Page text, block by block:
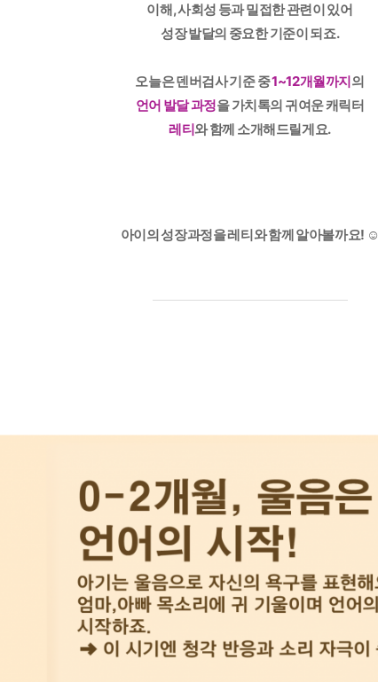
이해, 사회성 등과 밀접한 관련이 있어
성장 발달의 중요한 기준이 되죠.
오늘은 덴버검사 기준 중1~12개월까지의
언어 발달 과정을 가치톡의 귀여운 캐릭터
레티와 함께 소개해드릴게요.
아이의 성장과정을 레티와 함께 알아볼까요! ☺️